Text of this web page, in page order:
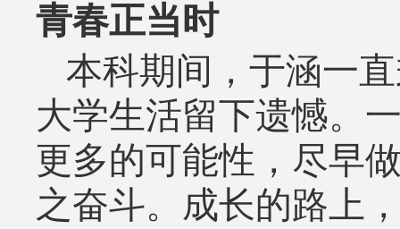
青春正当时
本科期间，于涵一
大学生活留下遗憾。
更多的可能性，尽早
之奋斗。成长的路上